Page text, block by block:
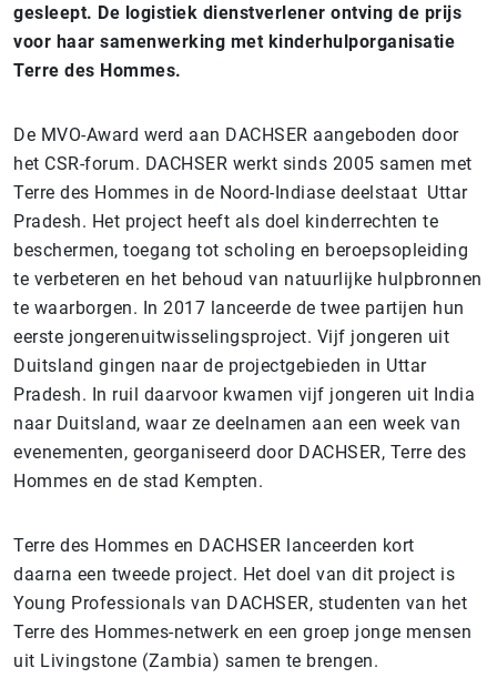
gesleept. De logistiek dienstverlener ontving de prijs
voor haar samenwerking met kinderhulporganisatie
Terre des Hommes.
De MVO-Award werd aan DACHSER aangeboden door
het CSR-forum. DACHSER werkt sinds 2005 samen met
Terre des Hommes in de Noord-Indiase deelstaat Uttar
Pradesh. Het project heeft als doel kinderrechten te
beschermen, toegang tot scholing en beroepsopleiding
te verbeteren en het behoud van natuurlijke hulpbronnen
te waarborgen. In 2017 lanceerde de twee partijen hun
eerste jongerenuitwisselingsproject. Vijf jongeren uit
Duitsland gingen naar de projectgebieden in Uttar
Pradesh. In ruil daarvoor kwamen vijf jongeren uit India
naar Duitsland, waar ze deelnamen aan een week van
evenementen, georganiseerd door DACHSER, Terre des
Hommes en de stad Kempten.
Terre des Hommes en DACHSER lanceerden kort
daarna een tweede project. Het doel van dit project is
Young Professionals van DACHSER, studenten van het
Terre des Hommes-netwerk en een groep jonge mensen
uit Livingstone (Zambia) samen te brengen.